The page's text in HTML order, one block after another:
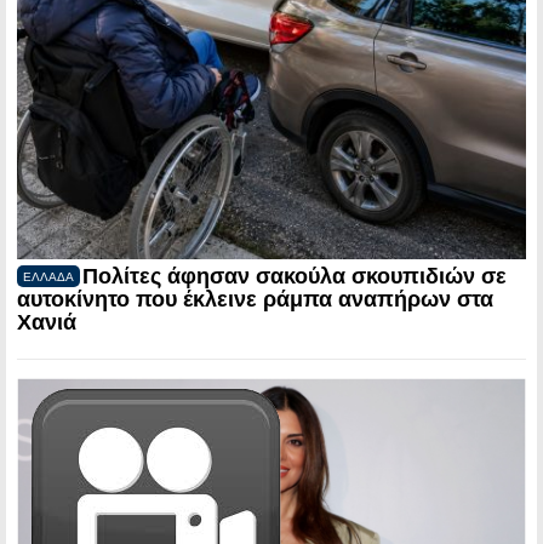
ΕΛΛΑΔΑ
Πολίτες άφησαν σακούλα σκουπιδιών σε
αυτοκίνητο που έκλεινε ράμπα αναπήρων στα
Χανιά